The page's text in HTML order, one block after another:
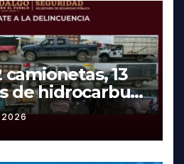
camionetas, 13
de hidrocarburo
robados en
2026